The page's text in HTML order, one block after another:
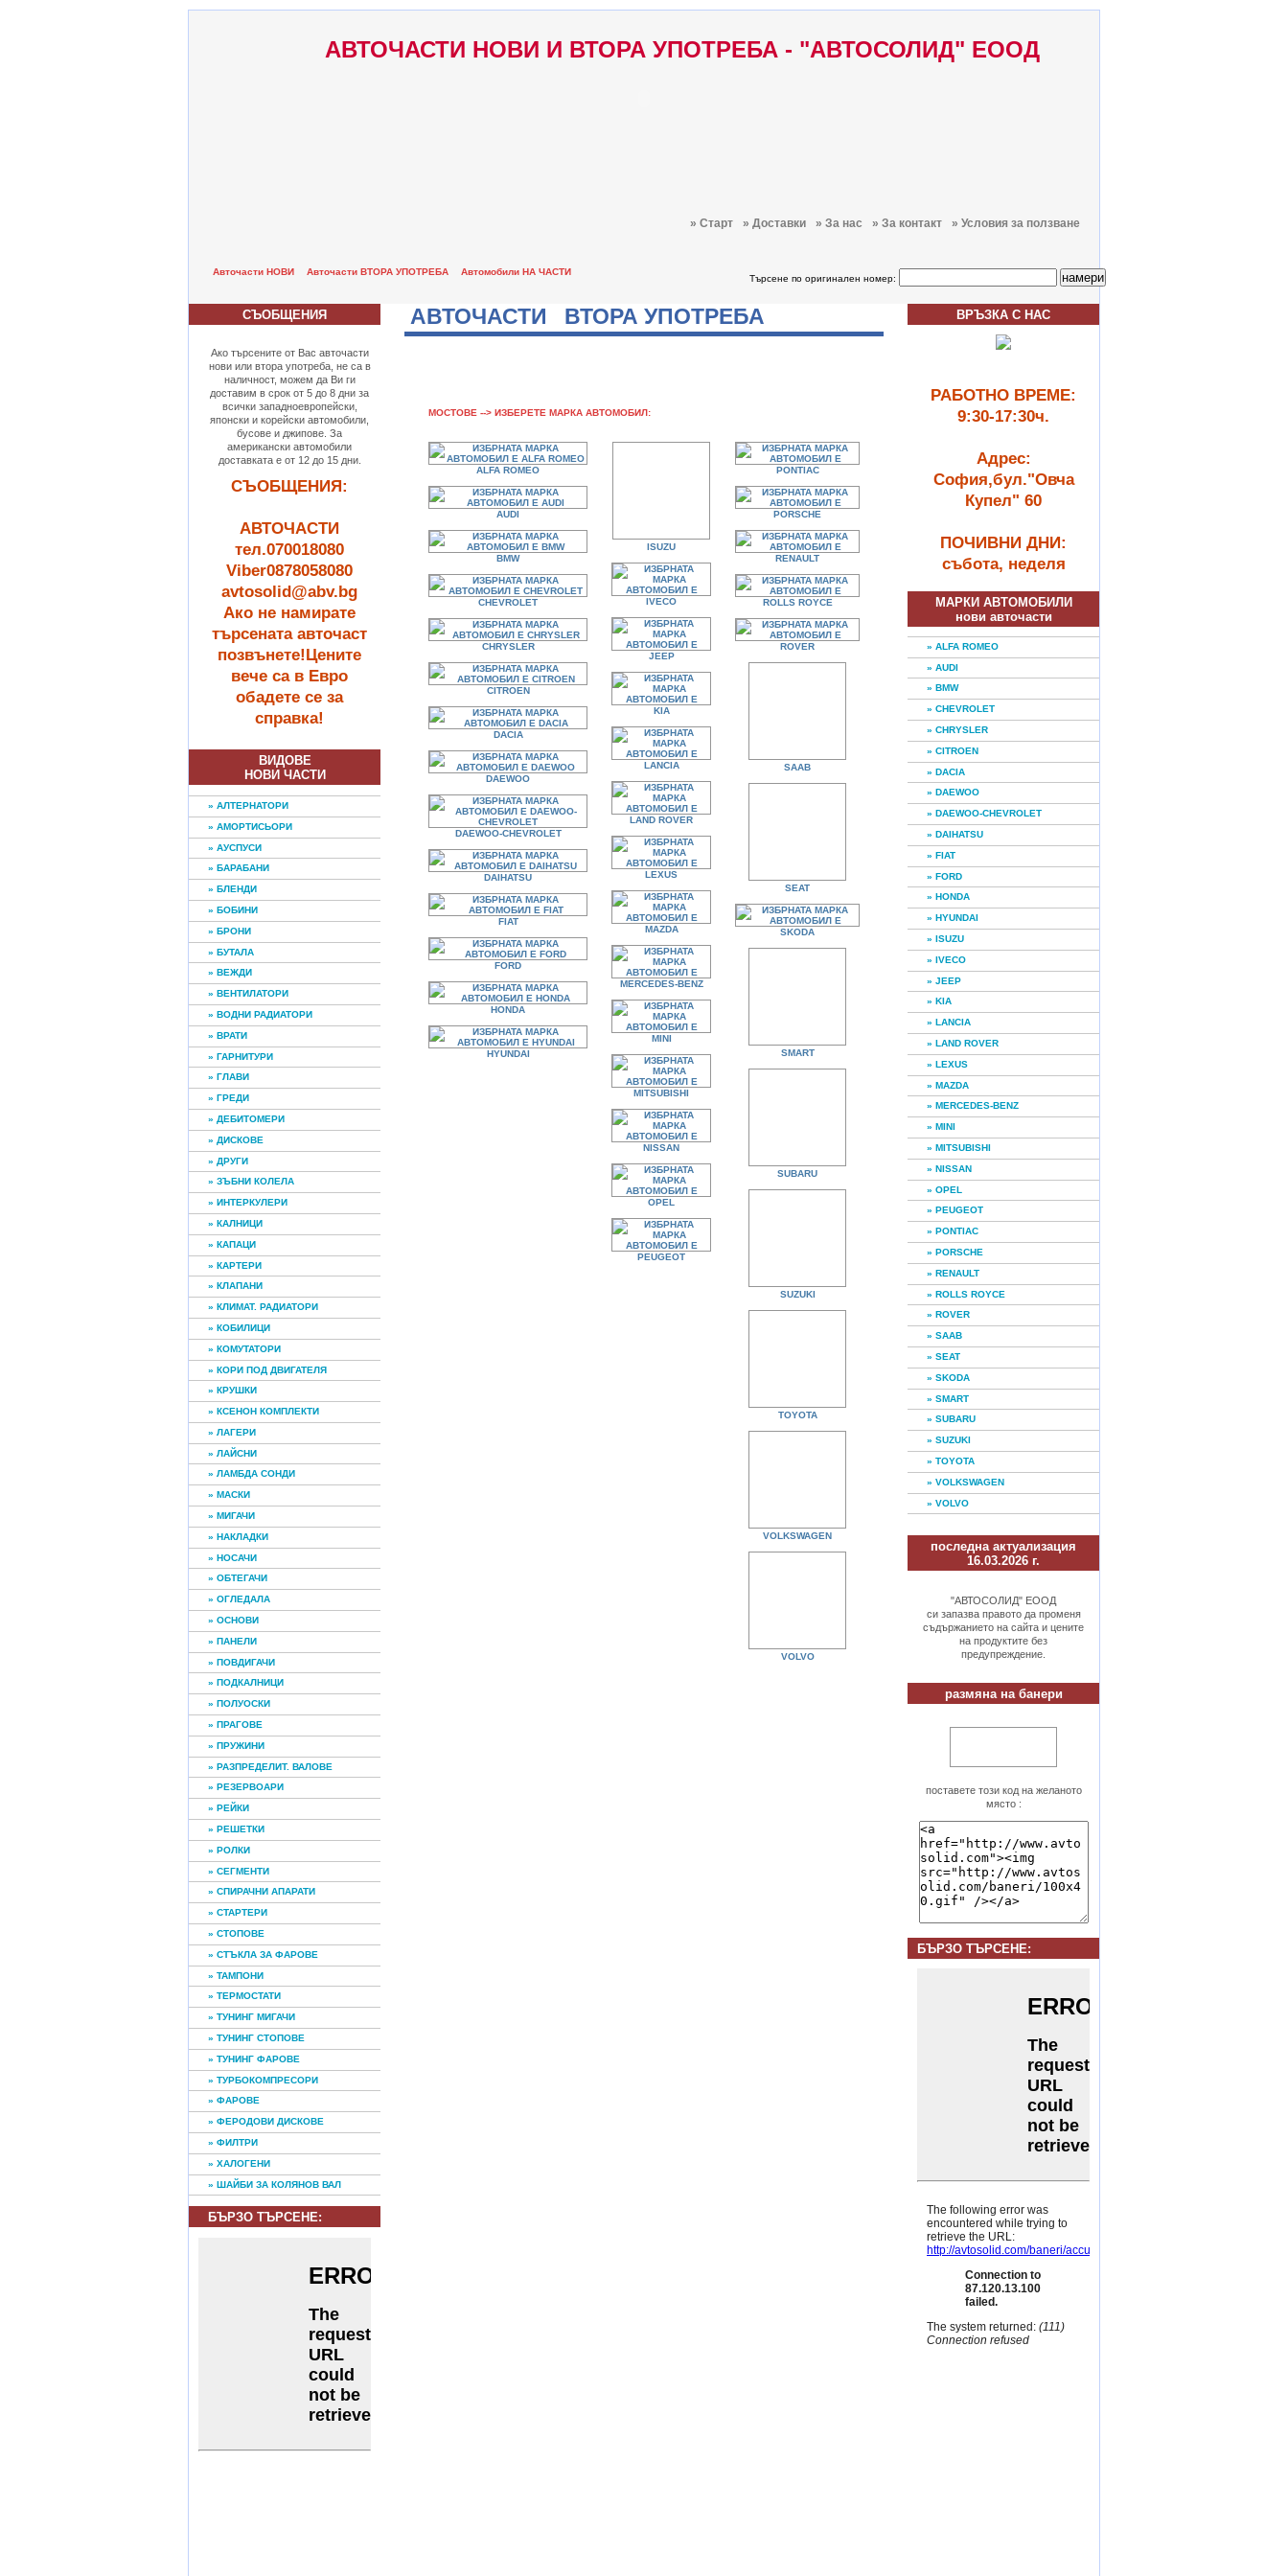
АВТОЧАСТИ НОВИ И ВТОРА УПОТРЕБА - "АВТОСОЛИД" ЕООД
» Старт » Доставки » За нас » За контакт » Условия за ползване
Авточасти НОВИ Авточасти ВТОРА УПОТРЕБА Автомобили НА ЧАСТИ
Търсене по оригинален номер:
СЪОБЩЕНИЯ
Ако търсените от Вас авточасти
нови или втора употреба, не са в
наличност, можем да Ви ги
доставим в срок от 5 до 8 дни за
всички западноевропейски,
японски и корейски автомобили,
бусове и джипове. За
американски автомобили
доставката е от 12 до 15 дни.
СЪОБЩЕНИЯ:
АВТОЧАСТИ
тел.070018080
Viber0878058080
avtosolid@abv.bg
Ако не намирате
търсената авточаст
позвънете!Цените
вече са в Евро
обадете се за
справка!
ВИДОВЕ
НОВИ ЧАСТИ
» АЛТЕРНАТОРИ
» АМОРТИСЬОРИ
» АУСПУСИ
» БАРАБАНИ
» БЛЕНДИ
» БОБИНИ
» БРОНИ
» БУТАЛА
» ВЕЖДИ
» ВЕНТИЛАТОРИ
» ВОДНИ РАДИАТОРИ
» ВРАТИ
» ГАРНИТУРИ
» ГЛАВИ
» ГРЕДИ
» ДЕБИТОМЕРИ
» ДИСКОВЕ
» ДРУГИ
» ЗЪБНИ КОЛЕЛА
» ИНТЕРКУЛЕРИ
» КАЛНИЦИ
» КАПАЦИ
» КАРТЕРИ
» КЛАПАНИ
» КЛИМАТ. РАДИАТОРИ
» КОБИЛИЦИ
» КОМУТАТОРИ
» КОРИ ПОД ДВИГАТЕЛЯ
» КРУШКИ
» КСЕНОН КОМПЛЕКТИ
» ЛАГЕРИ
» ЛАЙСНИ
» ЛАМБДА СОНДИ
» МАСКИ
» МИГАЧИ
» НАКЛАДКИ
» НОСАЧИ
» ОБТЕГАЧИ
» ОГЛЕДАЛА
» ОСНОВИ
» ПАНЕЛИ
» ПОВДИГАЧИ
» ПОДКАЛНИЦИ
» ПОЛУОСКИ
» ПРАГОВЕ
» ПРУЖИНИ
» РАЗПРЕДЕЛИТ. ВАЛОВЕ
» РЕЗЕРВОАРИ
» РЕЙКИ
» РЕШЕТКИ
» РОЛКИ
» СЕГМЕНТИ
» СПИРАЧНИ АПАРАТИ
» СТАРТЕРИ
» СТОПОВЕ
» СТЪКЛА ЗА ФАРОВЕ
» ТАМПОНИ
» ТЕРМОСТАТИ
» ТУНИНГ МИГАЧИ
» ТУНИНГ СТОПОВЕ
» ТУНИНГ ФАРОВЕ
» ТУРБОКОМПРЕСОРИ
» ФАРОВЕ
» ФЕРОДОВИ ДИСКОВЕ
» ФИЛТРИ
» ХАЛОГЕНИ
» ШАЙБИ ЗА КОЛЯНОВ ВАЛ
БЪРЗО ТЪРСЕНE:
АВТОЧАСТИ ВТОРА УПОТРЕБА
МОСТОВЕ --> ИЗБЕРЕТЕ МАРКА АВТОМОБИЛ:
ALFA ROMEO
AUDI
BMW
CHEVROLET
CHRYSLER
CITROEN
DACIA
DAEWOO
DAEWOO-CHEVROLET
DAIHATSU
FIAT
FORD
HONDA
HYUNDAI
ISUZU
IVECO
JEEP
KIA
LANCIA
LAND ROVER
LEXUS
MAZDA
MERCEDES-BENZ
MINI
MITSUBISHI
NISSAN
OPEL
PEUGEOT
PONTIAC
PORSCHE
RENAULT
ROLLS ROYCE
ROVER
SAAB
SEAT
SKODA
SMART
SUBARU
SUZUKI
TOYOTA
VOLKSWAGEN
VOLVO
ВРЪЗКА С НАС
РАБОТНО ВРЕМЕ:
9:30-17:30ч.
Адрес:
София,бул."Овча
Купел" 60
ПОЧИВНИ ДНИ:
събота, неделя
МАРКИ АВТОМОБИЛИ
нови авточасти
» ALFA ROMEO
» AUDI
» BMW
» CHEVROLET
» CHRYSLER
» CITROEN
» DACIA
» DAEWOO
» DAEWOO-CHEVROLET
» DAIHATSU
» FIAT
» FORD
» HONDA
» HYUNDAI
» ISUZU
» IVECO
» JEEP
» KIA
» LANCIA
» LAND ROVER
» LEXUS
» MAZDA
» MERCEDES-BENZ
» MINI
» MITSUBISHI
» NISSAN
» OPEL
» PEUGEOT
» PONTIAC
» PORSCHE
» RENAULT
» ROLLS ROYCE
» ROVER
» SAAB
» SEAT
» SKODA
» SMART
» SUBARU
» SUZUKI
» TOYOTA
» VOLKSWAGEN
» VOLVO
последна актуализация
16.03.2026 г.
"АВТОСОЛИД" ЕООД
си запазва правото да променя
съдържанието на сайта и цените
на продуктите без
предупреждение.
размяна на банери
поставете този код на желаното
място :
БЪРЗО ТЪРСЕНE: